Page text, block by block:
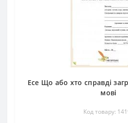
Есе Що або хто справді
мові
Код товару: